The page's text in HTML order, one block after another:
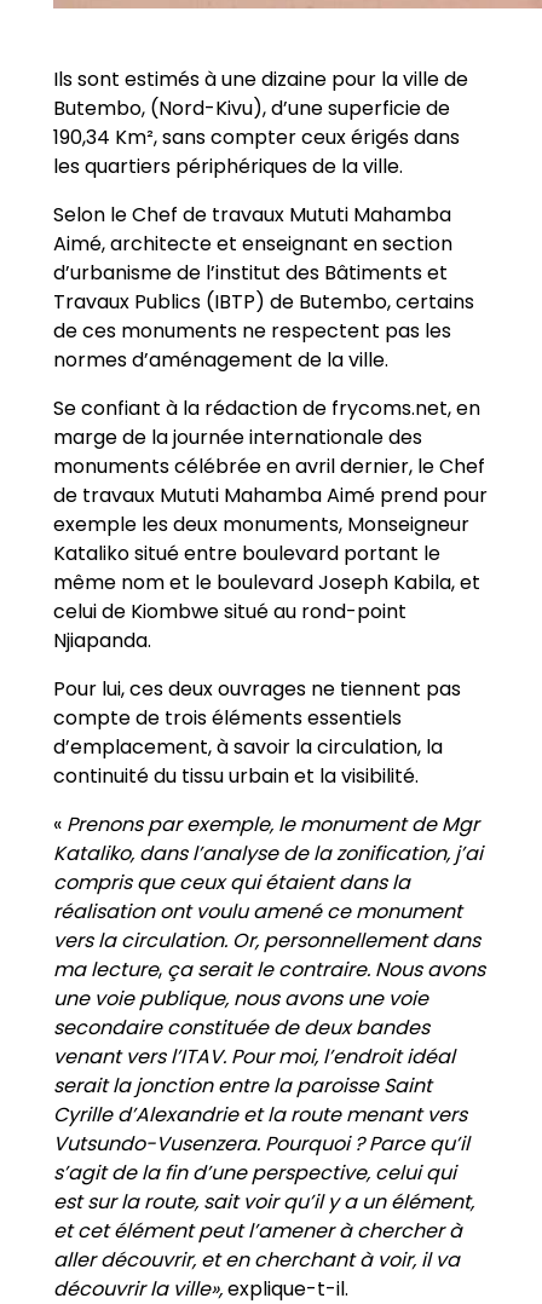
Ils sont estimés à une dizaine pour la ville de
Butembo, (Nord-Kivu), d’une superficie de
190,34 Km², sans compter ceux érigés dans
les quartiers périphériques de la ville.
Selon le Chef de travaux Mututi Mahamba
Aimé, architecte et enseignant en section
d’urbanisme de l’institut des Bâtiments et
Travaux Publics (IBTP) de Butembo, certains
de ces monuments ne respectent pas les
normes d’aménagement de la ville.
Se confiant à la rédaction de frycoms.net, en
marge de la journée internationale des
monuments célébrée en avril dernier, le Chef
de travaux Mututi Mahamba Aimé prend pour
exemple les deux monuments, Monseigneur
Kataliko situé entre boulevard portant le
même nom et le boulevard Joseph Kabila, et
celui de Kiombwe situé au rond-point
Njiapanda.
Pour lui, ces deux ouvrages ne tiennent pas
compte de trois éléments essentiels
d’emplacement, à savoir la circulation, la
continuité du tissu urbain et la visibilité.
« Prenons par exemple, le monument de Mgr
Kataliko, dans l’analyse de la zonification, j’ai
compris que ceux qui étaient dans la
réalisation ont voulu amené ce monument
vers la circulation. Or, personnellement dans
ma lecture, ça serait le contraire. Nous avons
une voie publique, nous avons une voie
secondaire constituée de deux bandes
venant vers l’ITAV. Pour moi, l’endroit idéal
serait la jonction entre la paroisse Saint
Cyrille d’Alexandrie et la route menant vers
Vutsundo-Vusenzera. Pourquoi ? Parce qu’il
s’agit de la fin d’une perspective, celui qui
est sur la route, sait voir qu’il y a un élément,
et cet élément peut l’amener à chercher à
aller découvrir, et en cherchant à voir, il va
découvrir la ville»,explique-t-il.